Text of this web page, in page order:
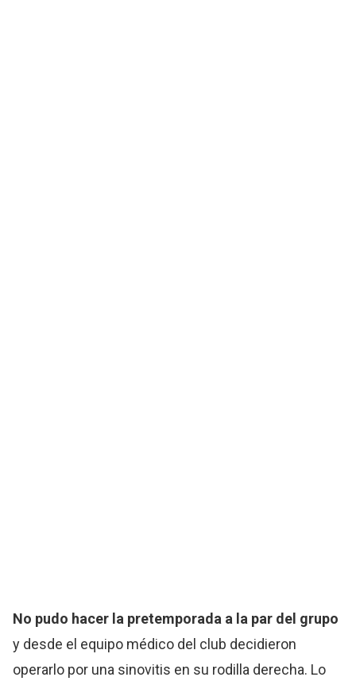
No pudo hacer la pretemporada a la par del grupo
y desde el equipo médico del club decidieron
operarlo por una sinovitis en su rodilla derecha. Lo